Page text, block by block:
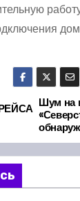
Шум на